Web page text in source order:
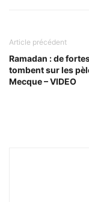
Article précédent
Ramadan : de
tombent sur les
Mecque – VIDEO